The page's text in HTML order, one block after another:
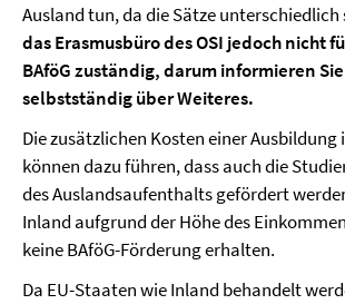
Ausland tun, da die Sätze unterschiedlich
das Erasmusbüro des OSI jedoch nicht
BAföG zuständig, darum informieren
selbstständig über Weiteres.
Die zusätzlichen Kosten einer Ausbildung
können dazu führen, dass auch die
des Auslandsaufenthalts gefördert
Inland aufgrund der Höhe des
keine BAföG-Förderung erhalten.
Da EU-Staaten wie Inland behandelt